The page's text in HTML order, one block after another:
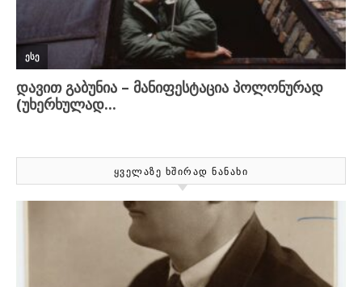
ᲧᲕᲔᲚᲐᲖᲔ ᲮᲨᲘᲠᲐᲓ ᲜᲐᲜᲐᲮᲘ